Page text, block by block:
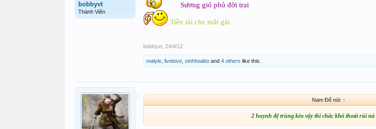
bobbyvt
Thành Viên
Sương gió phủ đời trai
Tiền tài che mắt gái
bobbyvt 24/4/12
malyle livelove sinhhoabo and 4 others like this.
Nam Đế nói: ↑
2 huynh đệ trùng kèo vậy thì chắc khó thoát rùi nà